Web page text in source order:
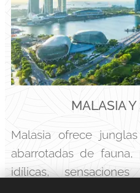
MALASIA
Malasia ofrece
abarrotadas de fauna,
idílicas,